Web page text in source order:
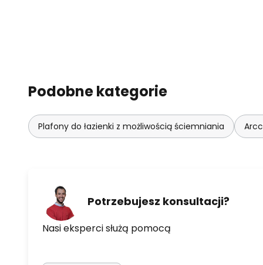
Podobne kategorie
Plafony do łazienki z możliwością ściemniania
Potrzebujesz konsultacji?
Nasi eksperci służą pomocą